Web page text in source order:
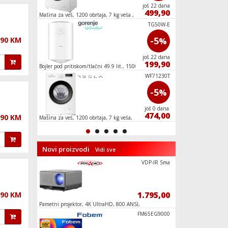
KM
KM
KM
još 22 dana
-27
još 22 dana
109,00
JC805EII
139,90
Mašina za veš, 1200 obrtaja, 7 kg veša , A+++
još 22 dana
499,90
Bojler pod pritiskom/tlačni 49.9 lit., 1500 W,
TG50W-E
-5%
još 22 dana
199,90
Mašina za veš, 1200 obrtaja, 7 kg veša,
WF71230T
-5%
još 0 dana
474,00
Novi proizvodi Vidi sve
499,90
QCF001
Pametni projektor, 4K UltraHD, 800 ANSI,
WiFi, BT, Android
VDP-IR Sma
1.795,00
FM65EG9000